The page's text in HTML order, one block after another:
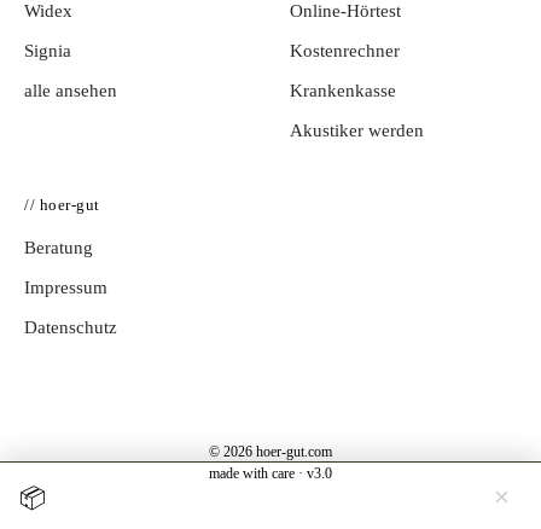
Widex
Signia
alle ansehen
Online-Hörtest
Kostenrechner
Krankenkasse
Akustiker werden
// hoer-gut
Beratung
Impressum
Datenschutz
© 2026 hoer-gut.com
made with care · v3.0
📦 ×